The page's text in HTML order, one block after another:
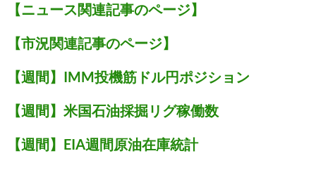
【ニュース関連記事のページ】
【市況関連記事のページ】
【週間】IMM投機筋ドル円ポジション
【週間】米国石油採掘リグ稼働数
【週間】EIA週間原油在庫統計